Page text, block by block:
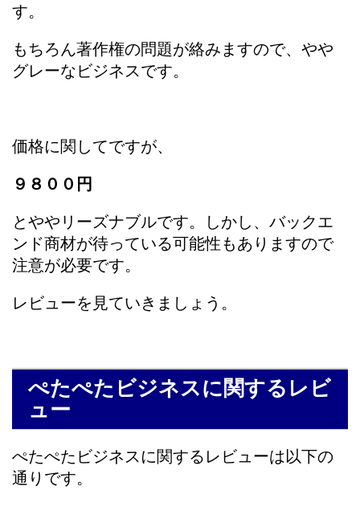
す。
もちろん著作権の問題が絡みますので、やや
グレーなビジネスです。
価格に関してですが、
９８００円
とややリーズナブルです。しかし、バックエ
ンド商材が待っている可能性もありますので
注意が必要です。
レビューを見ていきましょう。
ぺたぺたビジネスに関するレビ
ュー
ぺたぺたビジネスに関するレビューは以下の
通りです。